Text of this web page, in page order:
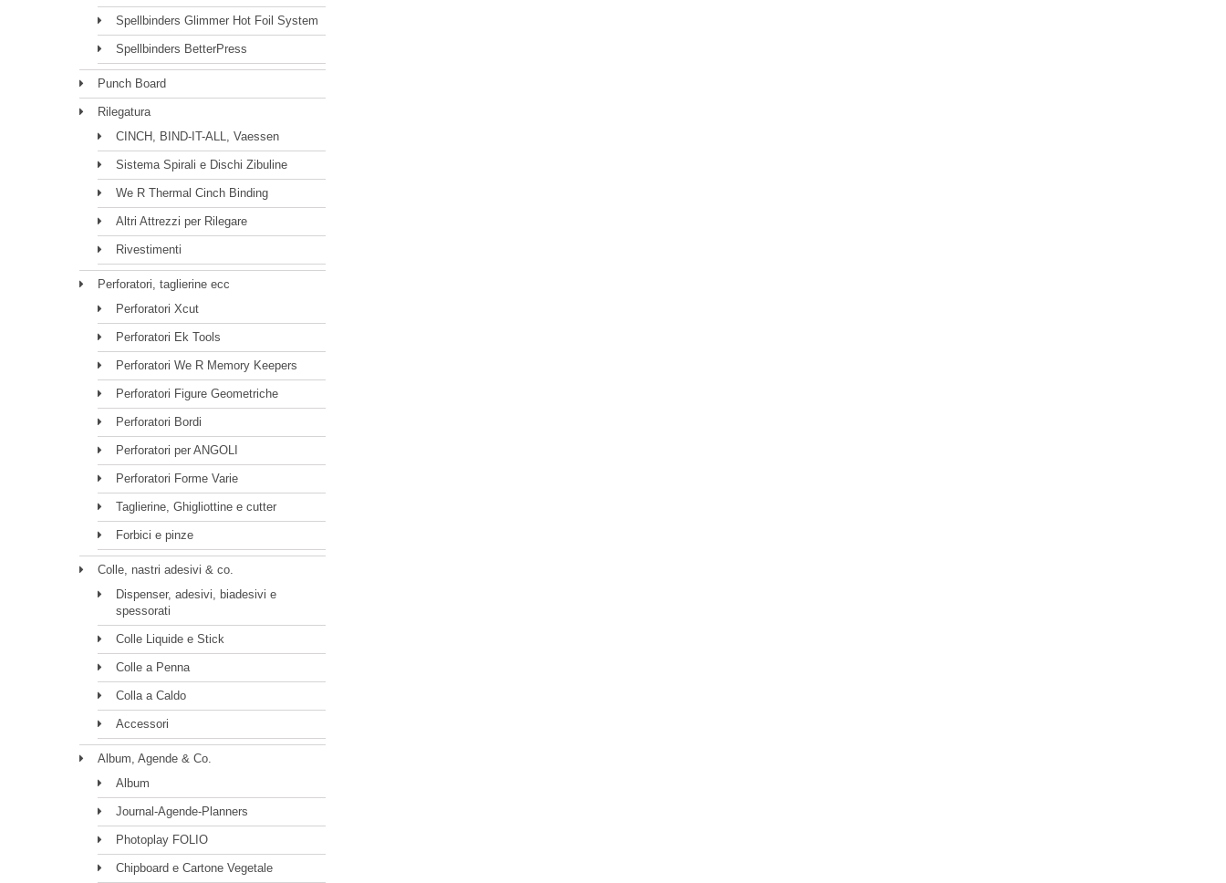
Spellbinders Glimmer Hot Foil System
Spellbinders BetterPress
Punch Board
Rilegatura
CINCH, BIND-IT-ALL, Vaessen
Sistema Spirali e Dischi Zibuline
We R Thermal Cinch Binding
Altri Attrezzi per Rilegare
Rivestimenti
Perforatori, taglierine ecc
Perforatori Xcut
Perforatori Ek Tools
Perforatori We R Memory Keepers
Perforatori Figure Geometriche
Perforatori Bordi
Perforatori per ANGOLI
Perforatori Forme Varie
Taglierine, Ghigliottine e cutter
Forbici e pinze
Colle, nastri adesivi & co.
Dispenser, adesivi, biadesivi e
spessorati
Colle Liquide e Stick
Colle a Penna
Colla a Caldo
Accessori
Album, Agende & Co.
Album
Journal-Agende-Planners
Photoplay FOLIO
Chipboard e Cartone Vegetale